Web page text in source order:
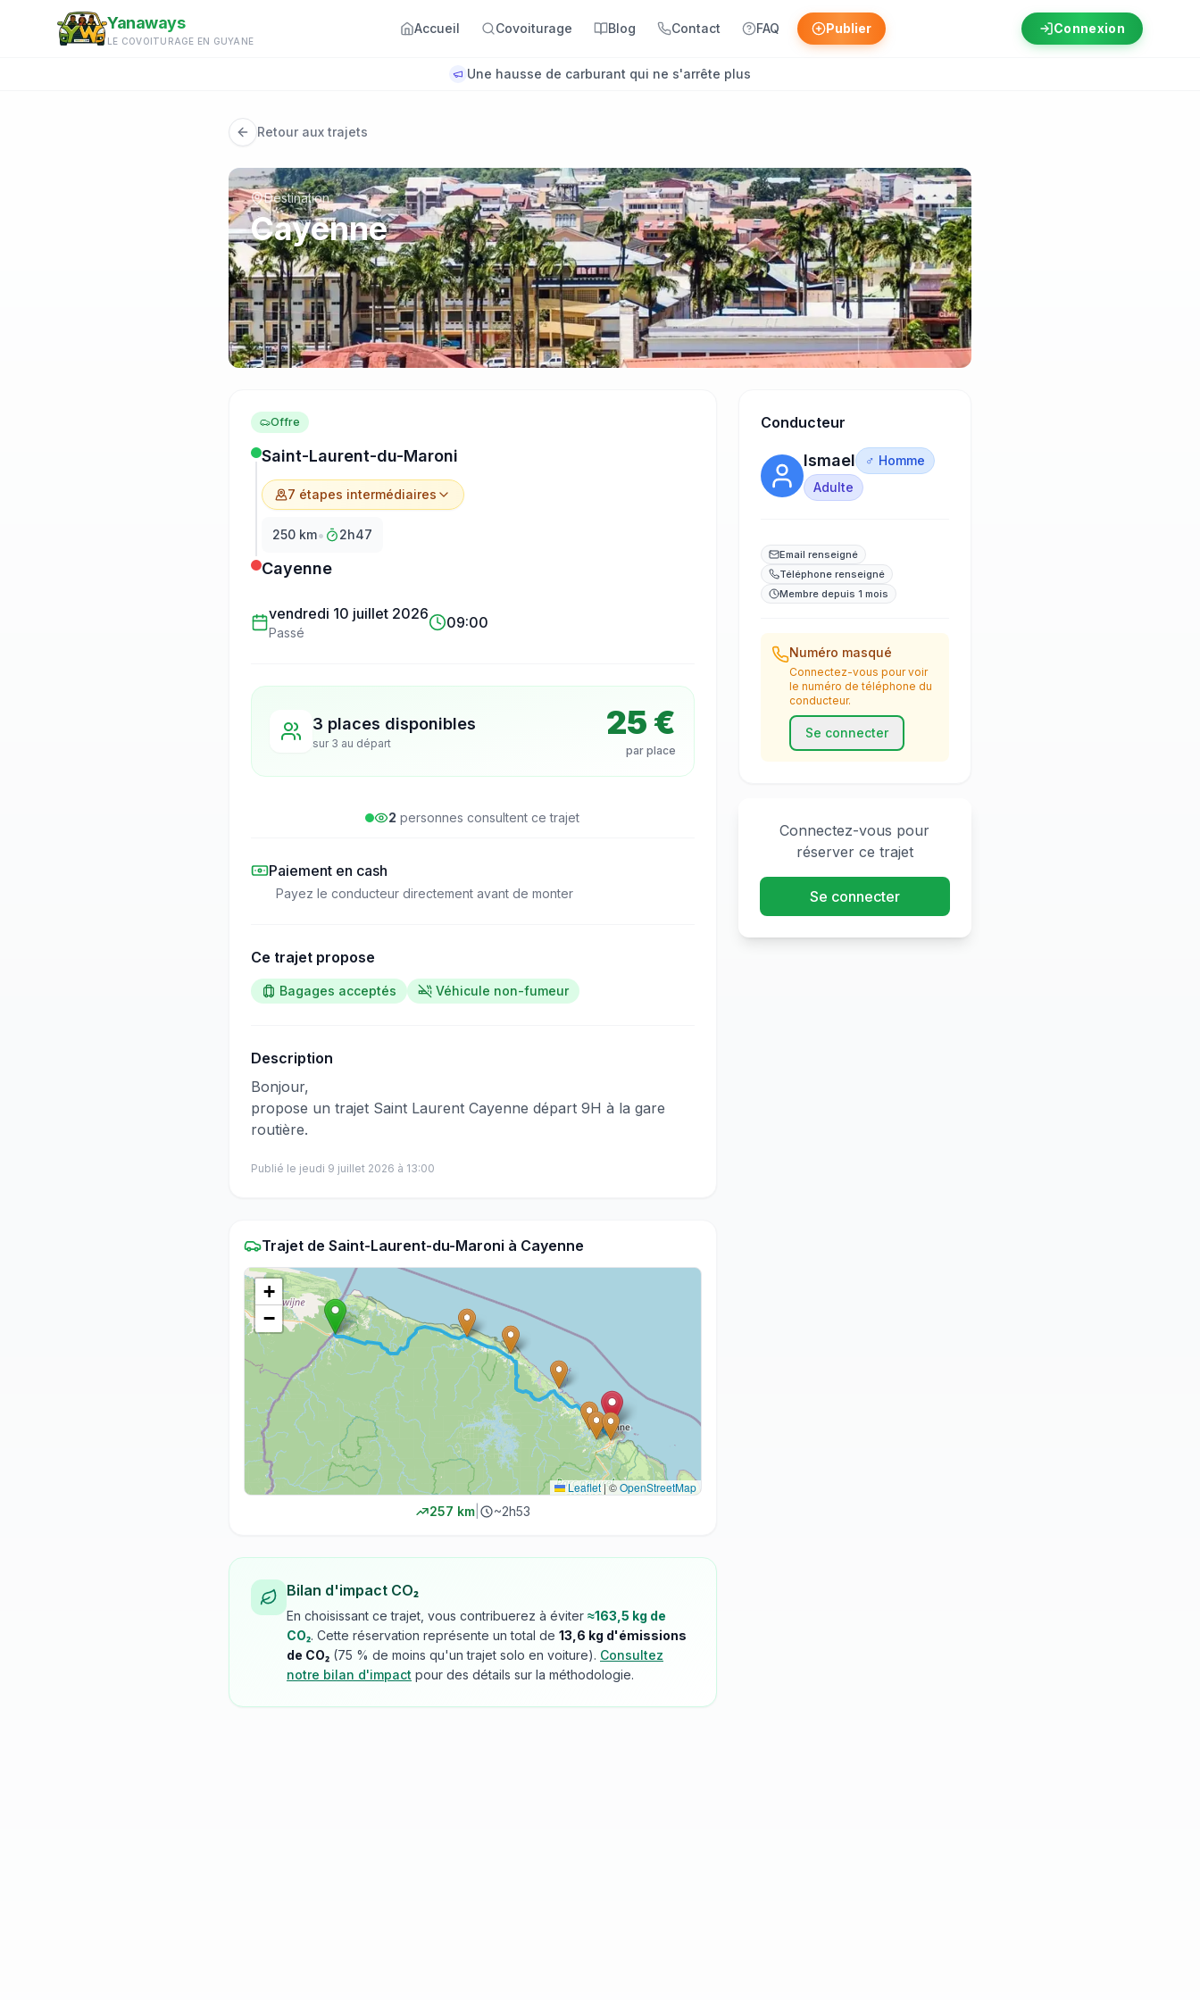
Aller au contenu principal
Yanaways
LE COVOITURAGE EN GUYANE
Accueil Covoiturage Blog Contact FAQ Publier Connexion
Une hausse de carburant qui ne s'arrête plus
Retour aux trajets
Destination
Cayenne
Offre
Saint-Laurent-du-Maroni
7 étapes intermédiaires
250 km• 2h47
Cayenne
vendredi 10 juillet 2026
Passé
09:00
3 places disponibles
sur 3 au départ
25 €
par place
2 personnes consultent ce trajet
Paiement en cash
Payez le conducteur directement avant de monter
Ce trajet propose
Bagages acceptés Véhicule non-fumeur
Description
​‌​‍​‌‌​​​‌‌​‌‌​‌‌​‌​‌‌‌​​‌​​‌‌​​‌​​​‌‌‌​​​​​​‌‌​​​​​‌‌‌​‌​​​‌‌‌​‌‌‌​‌‌‌‌​‌​​​‌‌​​​​​​‌‌​​​​​​‌‌​​‌​​​‌‌​​​​​‌‌​‌‌​​​​‌‌​‌​​​​‌‌​​​​​​‌‌​‌​​​‌‌​‌‌‌​​‌‌​‌‌‌​​‌‌‌​‌‌​​​‌‌​​‌‌​‌‌​​‌‌‌​‌‌‌​‌​‌​​‌‌​​​‌​‌‌​​​‌​‍Bonjour,
propose un trajet Saint Laurent Cayenne départ 9H à la gare
routière.
Publié le jeudi 9 juillet 2026 à 13:00
Trajet de Saint-Laurent-du-Maroni à Cayenne
+
−
Leaflet|©OpenStreetMap
257 km| ~2h53
Bilan d'impact CO₂
En choisissant ce trajet, vous contribuerez à éviter ≈163,5 kg de
CO₂. Cette réservation représente un total de 13,6 kg d'émissions
de CO₂ (75 % de moins qu'un trajet solo en voiture). Consultez
notre bilan d'impact pour des détails sur la méthodologie.
Conducteur
Ismael
♂ Homme
Adulte
Email renseigné
Téléphone renseigné
Membre depuis 1 mois
Numéro masqué
Connectez-vous pour voir
le numéro de téléphone du
conducteur.
Se connecter
Connectez-vous pour
réserver ce trajet
Se connecter